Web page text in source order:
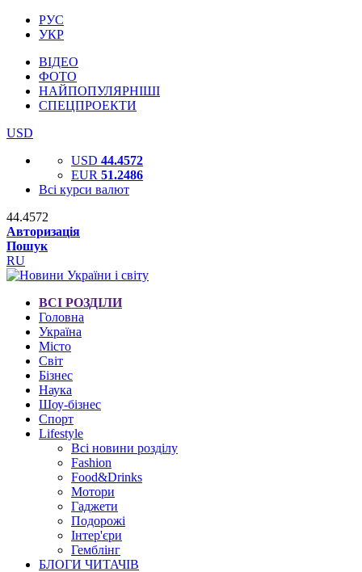
РУС
УКР
ВІДЕО
ФОТО
НАЙПОПУЛЯРНІШІ
СПЕЦПРОЕКТИ
USD
USD 44.4572
EUR 51.2486
Всі курси валют
44.4572
Авторизація
Пошук
RU
ВСІ РОЗДІЛИ
Головна
Україна
Місто
Світ
Бізнес
Наука
Шоу-бізнес
Спорт
Lifestyle
Всі новини розділу
Fashion
Food&Drinks
Мотори
Гаджети
Подорожі
Інтер'єри
Гемблінг
БЛОГИ ЧИТАЧІВ